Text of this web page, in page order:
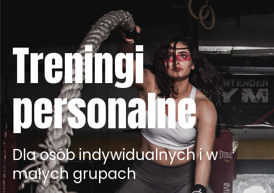
Treningi
personalne
Dla osób indywidualnych i w
małych grupach